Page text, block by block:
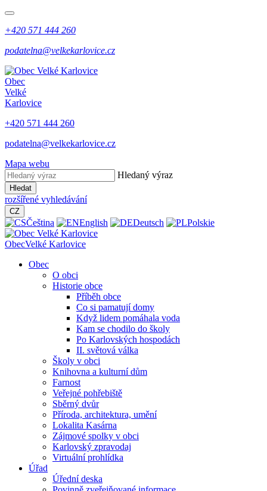
+420 571 444 260
podatelna@velkekarlovice.cz
Obec
Velké
Karlovice
+420 571 444 260
podatelna@velkekarlovice.cz
Mapa webu
Hledaný výraz
Hledat
rozšířené vyhledávání
CZ
Čeština English Deutsch Polskie
ObecVelké Karlovice
Obec
O obci
Historie obce
Příběh obce
Co si pamatují domy
Když lidem pomáhala voda
Kam se chodilo do školy
Po Karlovských hospodách
II. světová válka
Školy v obci
Knihovna a kulturní dům
Farnost
Veřejné pohřebiště
Sběrný dvůr
Příroda, architektura, umění
Lokalita Kasárna
Zájmové spolky v obci
Karlovský zpravodaj
Virtuální prohlídka
Úřad
Úřední deska